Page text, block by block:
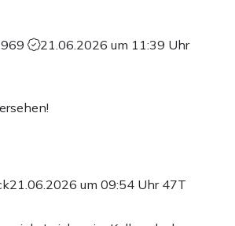
21.06.2026 um 11:39 Uhr
21.06.2026 um 09:54 Uhr 47T